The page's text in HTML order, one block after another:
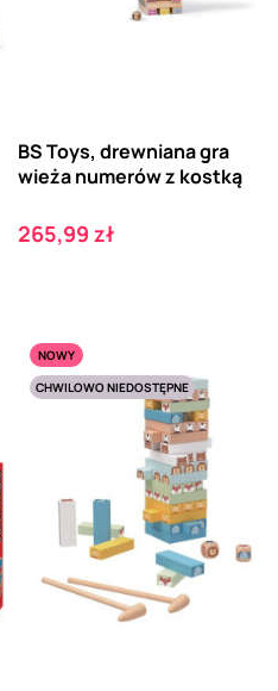
BS Toys, drewniana gra
wieża numerów z kostką
Cena
265,99 zł
NOWY
CHWILOWO NIEDOSTĘPNE